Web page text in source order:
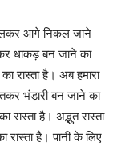
आगे निकल जाने
धाकड़ बन जाने का
रास्ता है। अब हमारा
भंडारी बन जाने का
रास्ता है। अद्भुत रास्ता
है। पानी के लिए